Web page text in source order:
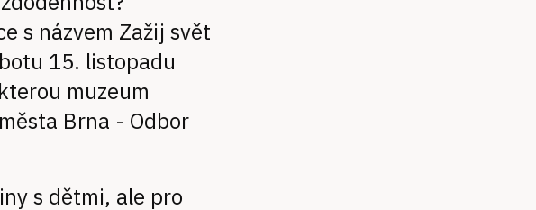
s názvem Zažij svět
15. listopadu
muzeum
Brna - Odbor
s dětmi, ale pro